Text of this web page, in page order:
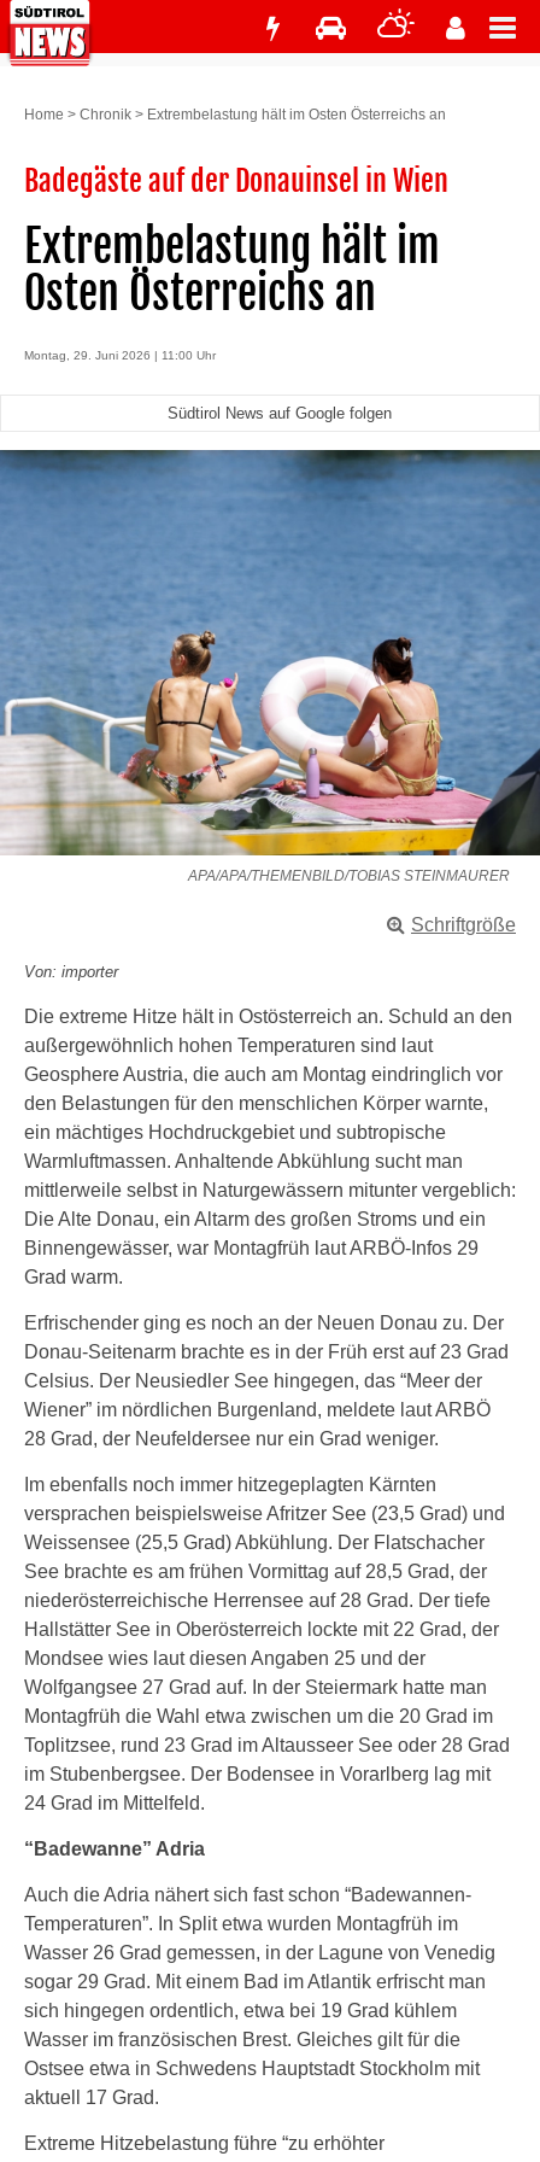
Home > Chronik > Extrembelastung hält im Osten Österreichs an
Badegäste auf der Donauinsel in Wien
Extrembelastung hält im
Osten Österreichs an
Montag, 29. Juni 2026 | 11:00 Uhr
Südtirol News auf Google folgen
APA/APA/THEMENBILD/TOBIAS STEINMAURER
Schriftgröße
Von: importer
Die extreme Hitze hält in Ostösterreich an. Schuld an den
außergewöhnlich hohen Temperaturen sind laut
Geosphere Austria, die auch am Montag eindringlich vor
den Belastungen für den menschlichen Körper warnte,
ein mächtiges Hochdruckgebiet und subtropische
Warmluftmassen. Anhaltende Abkühlung sucht man
mittlerweile selbst in Naturgewässern mitunter vergeblich:
Die Alte Donau, ein Altarm des großen Stroms und ein
Binnengewässer, war Montagfrüh laut ARBÖ-Infos 29
Grad warm.
Erfrischender ging es noch an der Neuen Donau zu. Der
Donau-Seitenarm brachte es in der Früh erst auf 23 Grad
Celsius. Der Neusiedler See hingegen, das “Meer der
Wiener” im nördlichen Burgenland, meldete laut ARBÖ
28 Grad, der Neufeldersee nur ein Grad weniger.
Im ebenfalls noch immer hitzegeplagten Kärnten
versprachen beispielsweise Afritzer See (23,5 Grad) und
Weissensee (25,5 Grad) Abkühlung. Der Flatschacher
See brachte es am frühen Vormittag auf 28,5 Grad, der
niederösterreichische Herrensee auf 28 Grad. Der tiefe
Hallstätter See in Oberösterreich lockte mit 22 Grad, der
Mondsee wies laut diesen Angaben 25 und der
Wolfgangsee 27 Grad auf. In der Steiermark hatte man
Montagfrüh die Wahl etwa zwischen um die 20 Grad im
Toplitzsee, rund 23 Grad im Altausseer See oder 28 Grad
im Stubenbergsee. Der Bodensee in Vorarlberg lag mit
24 Grad im Mittelfeld.
“Badewanne” Adria
Auch die Adria nähert sich fast schon “Badewannen-
Temperaturen”. In Split etwa wurden Montagfrüh im
Wasser 26 Grad gemessen, in der Lagune von Venedig
sogar 29 Grad. Mit einem Bad im Atlantik erfrischt man
sich hingegen ordentlich, etwa bei 19 Grad kühlem
Wasser im französischen Brest. Gleiches gilt für die
Ostsee etwa in Schwedens Hauptstadt Stockholm mit
aktuell 17 Grad.
Extreme Hitzebelastung führe “zu erhöhter